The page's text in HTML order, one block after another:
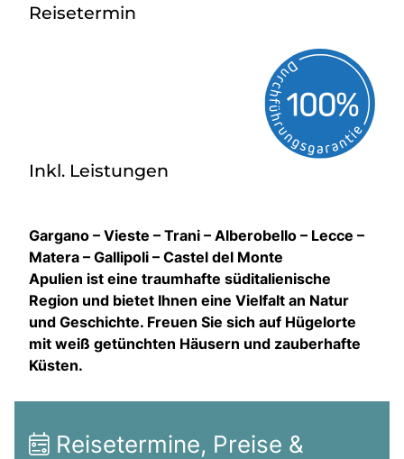
Reisetermin
Inkl. Leistungen
Gargano – Vieste – Trani – Alberobello – Lecce –
Matera – Gallipoli – Castel del Monte
Apulien ist eine traumhafte süditalienische
Region und bietet Ihnen eine Vielfalt an Natur
und Geschichte. Freuen Sie sich auf Hügelorte
mit weiß getünchten Häusern und zauberhafte
Küsten.
Reisetermine, Preise &